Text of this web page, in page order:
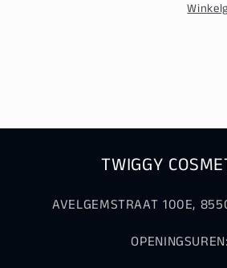
TWIGGY
AVELGEMSTRAAT 100E,
OPENINGSUREN: